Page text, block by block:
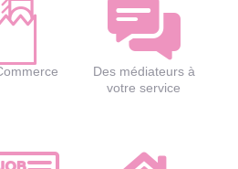
Commerce
Des médiateurs à
votre service